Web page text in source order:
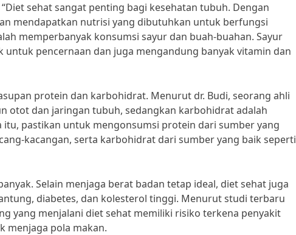
sehat sangat penting bagi kesehatan tubuh. Dengan
mendapatkan nutrisi yang dibutuhkan untuk berfungsi
memperbanyak konsumsi sayur dan buah-buahan. Sayur
pencernaan dan juga mengandung banyak vitamin dan
protein dan karbohidrat. Menurut dr. Budi, seorang ahli
otot dan jaringan tubuh, sedangkan karbohidrat adalah
pastikan untuk mengonsumsi protein dari sumber yang
kacangan, serta karbohidrat dari sumber yang baik seperti
Selain menjaga berat badan tetap ideal, diet sehat juga
diabetes, dan kolesterol tinggi. Menurut studi terbaru
yang menjalani diet sehat memiliki risiko terkena penyakit
menjaga pola makan.